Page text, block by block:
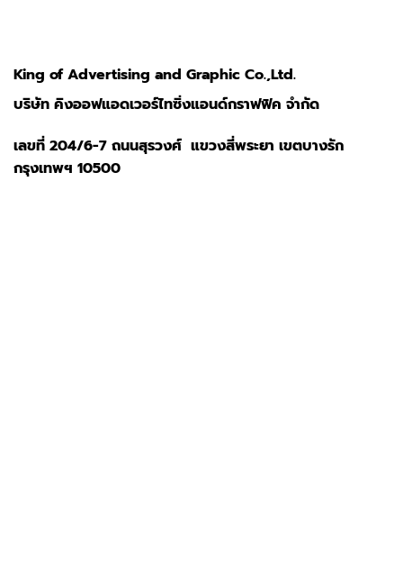
King of Advertising and Graphic Co.,Ltd.
บริษัท คิงออฟแอดเวอร์ไทซิ่งแอนด์กราฟฟิค จำกัด
เลขที่ 204/6-7 ถนนสุรวงศ์ แขวงสี่พระยา เขตบางรัก
กรุงเทพฯ 10500